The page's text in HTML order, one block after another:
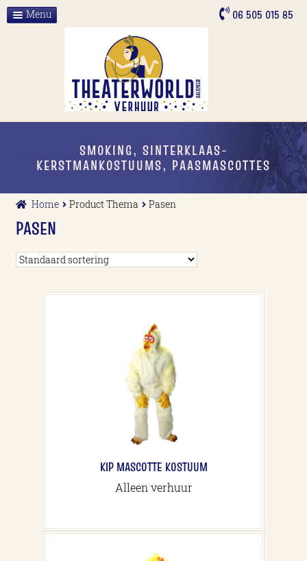
06 505 015 85
Ga
GaMenu
ALLE VERHUUR
SMOKING, SINTERKLAAS-
KERSTMANKOSTUUMS, PAASMASCOTTES
Home Product Thema Pasen
PASEN
KIP MASCOTTE KOSTUUM
Alleen verhuur